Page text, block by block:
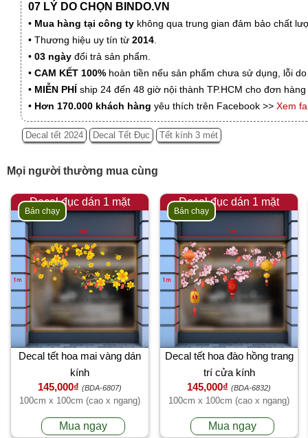
07 LÝ DO CHỌN BINDO.VN
• Mua hàng tại công ty không qua trung gian đảm bảo chất
• Thương hiệu uy tín từ 2014.
• 03 ngày đổi trả sản phẩm.
• CAM KẾT 100% hoàn tiền nếu sản phẩm chưa sử dụng, lỗi
• MIỄN PHÍ ship 24 đến 48 giờ nội thành TP.HCM cho đơn
• Hơn 170.000 khách hàng yêu thích trên Facebook >> Xem
Decal tết 2024 Decal Tết Đục Tết kính 3 mét
Mọi người thường mua cùng
Decal đục dán 1 mặt
Bán chạy
Decal tết hoa mai vàng dán
kính
145,000₫ (BDA-6807)
100cm x 100cm (cao x ngang)
Mua ngay
Decal đục dán 1 mặt
Bán chạy
Decal tết hoa đào hồng trang
trí cửa kính
145,000₫ (BDA-6832)
100cm x 100cm (cao x ngang)
Mua ngay